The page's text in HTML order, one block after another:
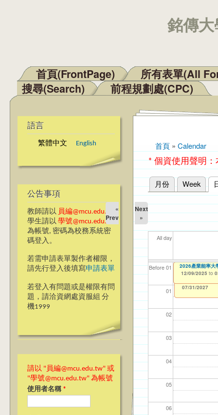
銘傳
主選單
首頁(FrontPage)
所有表單(All
搜尋(Search)
前程規劃處(CPC)
語言
繁體中文 English
公告事項
教師請以 員編@mcu.edu.tw
學生請以 學號@mcu.edu.tw
為帳號, 密碼為校務系統密
碼登入。
若需申請表單製作者權限，
請先行登入後填寫申請表單
若登入有問題或是權限有問
題，請洽資網處資服組 分
機1999
請以 "員編@mcu.edu.tw" 或
"學號@mcu.edu.tw" 為帳號
使用者名稱 *
您在這裡
首頁 » Calendar
* 個資使用聲明
主要索引標籤
月份 Week
«
Prev
Next
»
All day
Before 01
01
02
03
04
05
06
【資網處】
整合系統～表單
12/31/2027
【財務處】工讀
11/12/2021 to
【財務處】漏打
錄
07/31/2027
114
04/
114
02/
114
03/
【學
07/
＊69週年校慶網
12/01/2025 to
2026產業能率大
12/09/2025 to